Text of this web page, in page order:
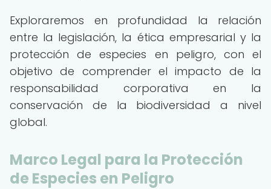
Exploraremos en profundidad la relación
entre la legislación, la ética empresarial y la
protección de especies en peligro, con el
objetivo de comprender el impacto de la
responsabilidad corporativa en la
conservación de la biodiversidad a nivel
global.
Marco Legal para la Protección
de Especies en Peligro